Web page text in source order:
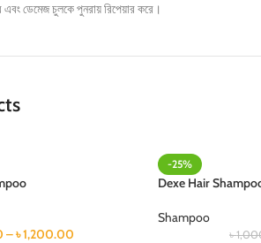
ডেমেজ চুলকে পুনরায় রিপেয়ার করে।
–৳1,200.00
-25%
Dexe Hair
Shampoo
৳